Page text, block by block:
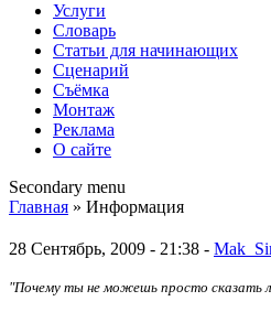
Услуги
Словарь
Статьи для начинающих
Сценарий
Съёмка
Монтаж
Реклама
О сайте
Secondary menu
Главная » Информация
28 Сентябрь, 2009 - 21:38 -
"Почему ты не можешь просто сказать